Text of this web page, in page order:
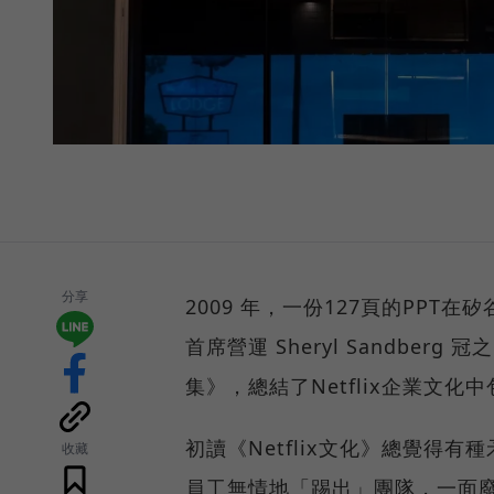
分享
收藏
2009 年，一份127頁的PPT在
首席營運 Sheryl Sandberg 冠
集》，總結了Netflix企業文化中
初讀《Netflix文化》總覺得有種
員工無情地「踢出」團隊，一面